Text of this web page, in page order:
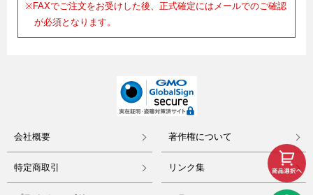
※FAXでご注文をお受けした後、正式確定にはメールでのご確認
が必須となります。
会社概要
特定商取引
著作権について
リンク集